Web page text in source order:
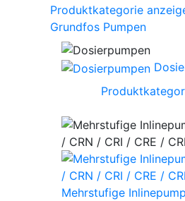
Produktkategorie
Grundfos Pumpen
Mehrstufige